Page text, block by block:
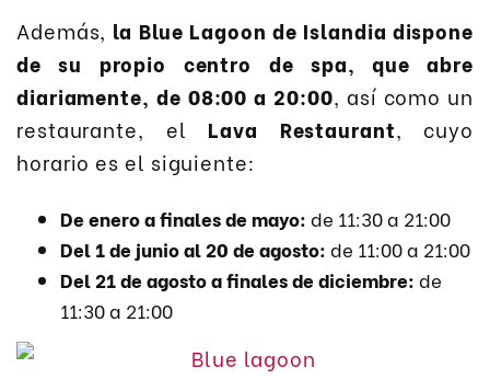
Además, la Blue Lagoon de Islandia dispone
de su propio centro de spa, que abre
diariamente, de 08:00 a 20:00, así como un
restaurante, el Lava Restaurant, cuyo
horario es el siguiente:
De enero a finales de mayo: de 11:30 a 21:00
Del 1 de junio al 20 de agosto: de 11:00 a 21:00
Del 21 de agosto a finales de diciembre: de
11:30 a 21:00